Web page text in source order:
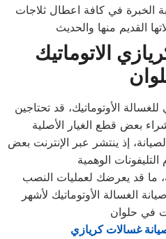
الخبرة في كافة اعطال ثلاجات
الاتوماتيك
الأوتوماتيك، قد تحتاجين
إذ ينتشر عبر الإنترنت بعض
التليفونات الوهمية
الغسالة الأوتوماتيك لأشهر
غسالات كريازي